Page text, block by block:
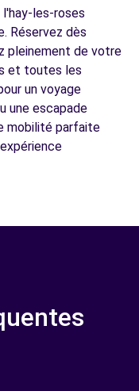
les-roses
Réservez dès
pleinement de votre
et toutes les
un voyage
une escapade
mobilité parfaite